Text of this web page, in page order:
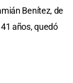
Benítez, de
años, quedó